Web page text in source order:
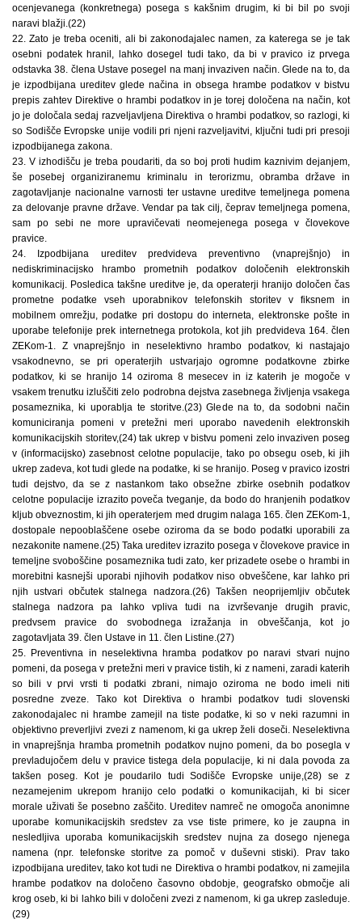
ocenjevanega (konkretnega) posega s kakšnim drugim, ki bi bil po svoji
naravi blažji.(22)
22. Zato je treba oceniti, ali bi zakonodajalec namen, za katerega se je tak
osebni podatek hranil, lahko dosegel tudi tako, da bi v pravico iz prvega
odstavka 38. člena Ustave posegel na manj invaziven način. Glede na to, da
je izpodbijana ureditev glede načina in obsega hrambe podatkov v bistvu
prepis zahtev Direktive o hrambi podatkov in je torej določena na način, kot
jo je določala sedaj razveljavljena Direktiva o hrambi podatkov, so razlogi, ki
so Sodišče Evropske unije vodili pri njeni razveljavitvi, ključni tudi pri presoji
izpodbijanega zakona.
23. V izhodišču je treba poudariti, da so boj proti hudim kaznivim dejanjem,
še posebej organiziranemu kriminalu in terorizmu, obramba države in
zagotavljanje nacionalne varnosti ter ustavne ureditve temeljnega pomena
za delovanje pravne države. Vendar pa tak cilj, čeprav temeljnega pomena,
sam po sebi ne more upravičevati neomejenega posega v človekove
pravice.
24. Izpodbijana ureditev predvideva preventivno (vnaprejšnjo) in
nediskriminacijsko hrambo prometnih podatkov določenih elektronskih
komunikacij. Posledica takšne ureditve je, da operaterji hranijo določen čas
prometne podatke vseh uporabnikov telefonskih storitev v fiksnem in
mobilnem omrežju, podatke pri dostopu do interneta, elektronske pošte in
uporabe telefonije prek internetnega protokola, kot jih predvideva 164. člen
ZEKom-1. Z vnaprejšnjo in neselektivno hrambo podatkov, ki nastajajo
vsakodnevno, se pri operaterjih ustvarjajo ogromne podatkovne zbirke
podatkov, ki se hranijo 14 oziroma 8 mesecev in iz katerih je mogoče v
vsakem trenutku izluščiti zelo podrobna dejstva zasebnega življenja vsakega
posameznika, ki uporablja te storitve.(23) Glede na to, da sodobni način
komuniciranja pomeni v pretežni meri uporabo navedenih elektronskih
komunikacijskih storitev,(24) tak ukrep v bistvu pomeni zelo invaziven poseg
v (informacijsko) zasebnost celotne populacije, tako po obsegu oseb, ki jih
ukrep zadeva, kot tudi glede na podatke, ki se hranijo. Poseg v pravico izostri
tudi dejstvo, da se z nastankom tako obsežne zbirke osebnih podatkov
celotne populacije izrazito poveča tveganje, da bodo do hranjenih podatkov
kljub obveznostim, ki jih operaterjem med drugim nalaga 165. člen ZEKom-1,
dostopale nepooblaščene osebe oziroma da se bodo podatki uporabili za
nezakonite namene.(25) Taka ureditev izrazito posega v človekove pravice in
temeljne svoboščine posameznika tudi zato, ker prizadete osebe o hrambi in
morebitni kasnejši uporabi njihovih podatkov niso obveščene, kar lahko pri
njih ustvari občutek stalnega nadzora.(26) Takšen neoprijemljiv občutek
stalnega nadzora pa lahko vpliva tudi na izvrševanje drugih pravic,
predvsem pravice do svobodnega izražanja in obveščanja, kot jo
zagotavljata 39. člen Ustave in 11. člen Listine.(27)
25. Preventivna in neselektivna hramba podatkov po naravi stvari nujno
pomeni, da posega v pretežni meri v pravice tistih, ki z nameni, zaradi katerih
so bili v prvi vrsti ti podatki zbrani, nimajo oziroma ne bodo imeli niti
posredne zveze. Tako kot Direktiva o hrambi podatkov tudi slovenski
zakonodajalec ni hrambe zamejil na tiste podatke, ki so v neki razumni in
objektivno preverljivi zvezi z namenom, ki ga ukrep želi doseči. Neselektivna
in vnaprejšnja hramba prometnih podatkov nujno pomeni, da bo posegla v
prevladujočem delu v pravice tistega dela populacije, ki ni dala povoda za
takšen poseg. Kot je poudarilo tudi Sodišče Evropske unije,(28) se z
nezamejenim ukrepom hranijo celo podatki o komunikacijah, ki bi sicer
morale uživati še posebno zaščito. Ureditev namreč ne omogoča anonimne
uporabe komunikacijskih sredstev za vse tiste primere, ko je zaupna in
nesledljiva uporaba komunikacijskih sredstev nujna za dosego njenega
namena (npr. telefonske storitve za pomoč v duševni stiski). Prav tako
izpodbijana ureditev, tako kot tudi ne Direktiva o hrambi podatkov, ni zamejila
hrambe podatkov na določeno časovno obdobje, geografsko območje ali
krog oseb, ki bi lahko bili v določeni zvezi z namenom, ki ga ukrep zasleduje.
(29)